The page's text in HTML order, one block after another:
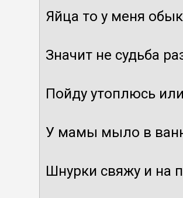
Яйца то у меня
Значит не судьба
Пойду утоплюсь
У мамы мыло в
Шнурки свяжу и на